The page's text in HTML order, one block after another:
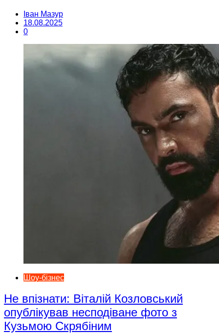
Іван Мазур
18.08.2025
0
Шоу-бізнес
Не впізнати: Віталій Козловський
опублікував несподіване фото з
Кузьмою Скрябіним